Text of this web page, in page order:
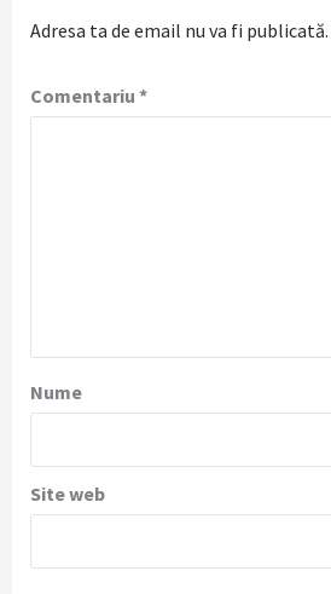
Adresa ta de email nu va fi publicată.
Comentariu *
Nume
Site web